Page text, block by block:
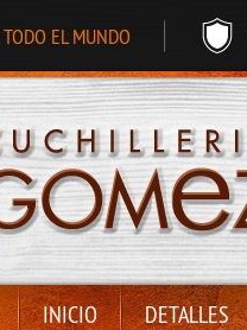
TODO EL MUNDO
INICIO DETALLES